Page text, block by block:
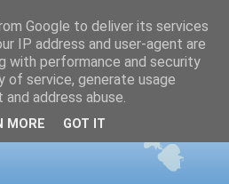
Google to deliver its services
IP address and user-agent are
with performance and security
of service, generate usage
address abuse.
MORE GOT IT